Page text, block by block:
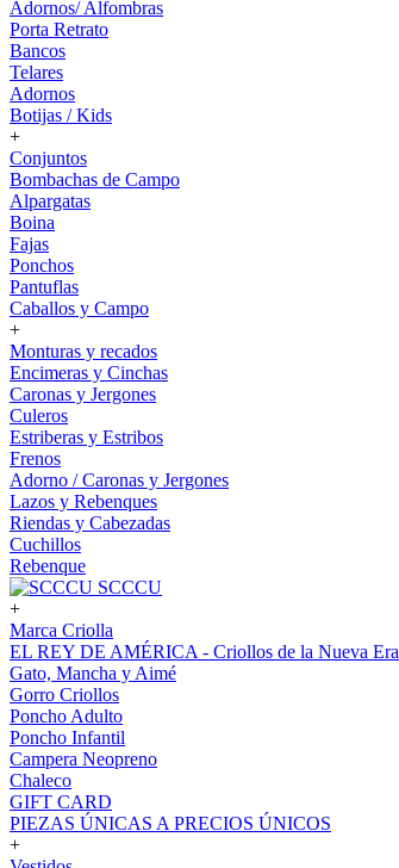
Adornos/ Alfombras
Porta Retrato
Bancos
Telares
Adornos
Botijas / Kids
+
Conjuntos
Bombachas de Campo
Alpargatas
Boina
Fajas
Ponchos
Pantuflas
Caballos y Campo
+
Monturas y recados
Encimeras y Cinchas
Caronas y Jergones
Culeros
Estriberas y Estribos
Frenos
Adorno / Caronas y Jergones
Lazos y Rebenques
Riendas y Cabezadas
Cuchillos
Rebenque
SCCCU
+
Marca Criolla
EL REY DE AMÉRICA - Criollos de la Nueva Era
Gato, Mancha y Aimé
Gorro Criollos
Poncho Adulto
Poncho Infantil
Campera Neopreno
Chaleco
GIFT CARD
PIEZAS ÚNICAS A PRECIOS ÚNICOS
+